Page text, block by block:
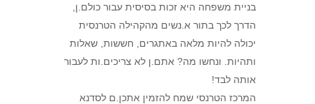
בניית משפחה היא זכות בסיסית עבור כולם.ן,
הדרך לכך בתור א.נשים מהקהילה הטרנסית
יכולה להיות מלאה באתגרים, חששות, שאלות
ותהיות. ונחשו מה? אתם.ן לא צריכים.ות לעבור
אותה לבד!
המרכז הטרנסי שמח להזמין אתכן.ם לסדנא